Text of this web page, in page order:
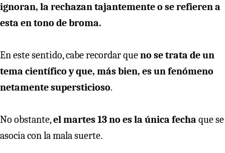
ignoran, la rechazan tajantemente o se refieren a
esta en tono de broma.
En este sentido, cabe recordar queno se trata de un
tema científico y que, más bien, es un fenómeno
netamente supersticioso.
No obstante,el martes 13 no es la única fecha que se
asocia con la mala suerte.